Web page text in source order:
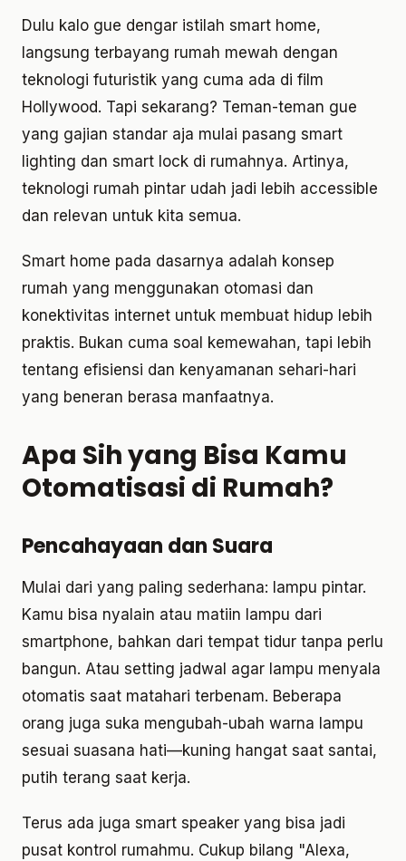
Dulu kalo gue dengar istilah smart home,
langsung terbayang rumah mewah dengan
teknologi futuristik yang cuma ada di film
Hollywood. Tapi sekarang? Teman-teman gue
yang gajian standar aja mulai pasang smart
lighting dan smart lock di rumahnya. Artinya,
teknologi rumah pintar udah jadi lebih accessible
dan relevan untuk kita semua.
Smart home pada dasarnya adalah konsep
rumah yang menggunakan otomasi dan
konektivitas internet untuk membuat hidup lebih
praktis. Bukan cuma soal kemewahan, tapi lebih
tentang efisiensi dan kenyamanan sehari-hari
yang beneran berasa manfaatnya.
Apa Sih yang Bisa Kamu
Otomatisasi di Rumah?
Pencahayaan dan Suara
Mulai dari yang paling sederhana: lampu pintar.
Kamu bisa nyalain atau matiin lampu dari
smartphone, bahkan dari tempat tidur tanpa perlu
bangun. Atau setting jadwal agar lampu menyala
otomatis saat matahari terbenam. Beberapa
orang juga suka mengubah-ubah warna lampu
sesuai suasana hati—kuning hangat saat santai,
putih terang saat kerja.
Terus ada juga smart speaker yang bisa jadi
pusat kontrol rumahmu. Cukup bilang "Alexa,